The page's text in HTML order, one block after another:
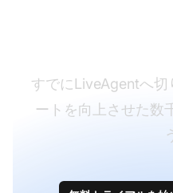
すでにLiveAgentへ
ートを向上させた数